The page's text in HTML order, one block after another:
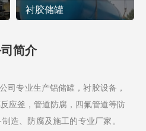
衬胶储罐
简介
专业生产铝储罐，衬胶设备，
应釜，管道防腐，四氟管道等防
造、防腐及施工的专业厂家。